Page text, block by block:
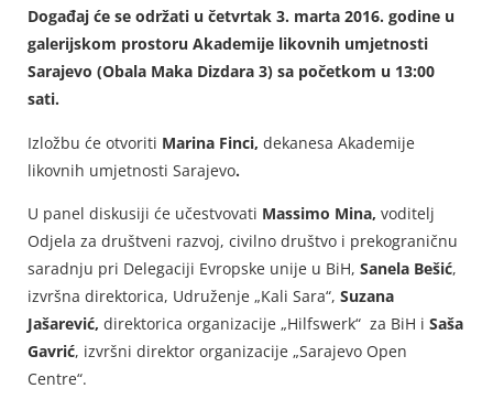
Događaj će se održati u četvrtak 3. marta 2016. godine u
galerijskom prostoru Akademije likovnih umjetnosti
Sarajevo (Obala Maka Dizdara 3) sa početkom u 13:00
sati.
Izložbu će otvoriti Marina Finci, dekanesa Akademije
likovnih umjetnosti Sarajevo.
U panel diskusiji će učestvovati Massimo Mina, voditelj
Odjela za društveni razvoj, civilno društvo i prekograničnu
saradnju pri Delegaciji Evropske unije u BiH, Sanela Bešić,
izvršna direktorica, Udruženje „Kali Sara“, Suzana
Jašarević, direktorica organizacije „Hilfswerk“ za BiH i Saša
Gavrić, izvršni direktor organizacije „Sarajevo Open
Centre“.